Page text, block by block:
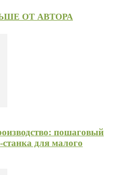
ОТ АВТОРА
пошаговый
для малого